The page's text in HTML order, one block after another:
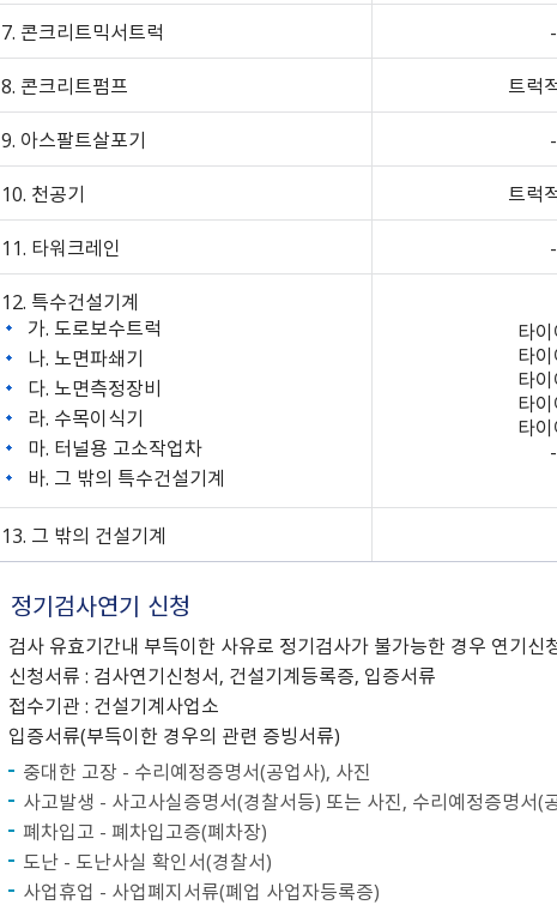
7. 콘크리트믹서트럭
-
8. 콘크리트펌프
트럭
9. 아스팔트살포기
-
10. 천공기
트럭
11. 타워크레인
-
12. 특수건설기계
가. 도로보수트럭
나. 노면파쇄기
다. 노면측정장비
라. 수목이식기
마. 터널용 고소작업차
바. 그 밖의 특수건설기계
타
타
타
타
타
-
13. 그 밖의 건설기계
정기검사연기 신청
검사 유효기간내 부득이한 사유로 정기검사가 불가능한 경우 연기신
신청서류 : 검사연기신청서, 건설기계등록증, 입증서류
접수기관 : 건설기계사업소
입증서류(부득이한 경우의 관련 증빙서류)
중대한 고장 - 수리예정증명서(공업사), 사진
사고발생 - 사고사실증명서(경찰서등) 또는 사진, 수리예정증명서(
폐차입고 - 폐차입고증(폐차장)
도난 - 도난사실 확인서(경찰서)
사업휴업 - 사업폐지서류(폐업 사업자등록증)